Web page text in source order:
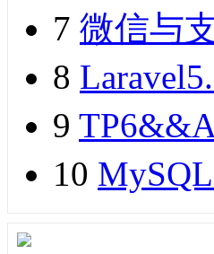
7 微信与
8
9
10